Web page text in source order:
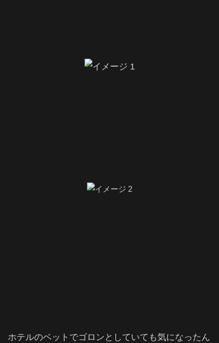
ホテルのベットでゴロンとしていても気になったん